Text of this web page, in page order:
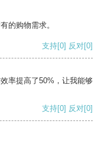
的购物需求。
支持[0] 反对[0]
率提高了50%，让我能够
支持[0] 反对[0]